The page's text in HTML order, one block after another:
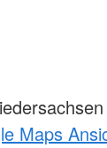
Maps